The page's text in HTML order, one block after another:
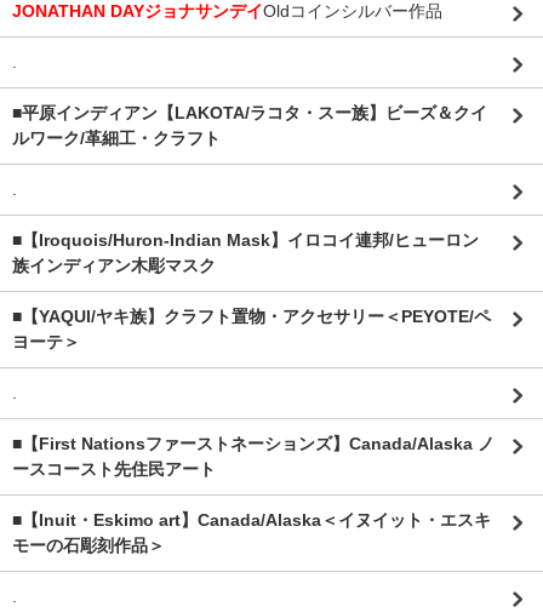
JONATHAN DAYジョナサンデイOldコインシルバー作品
.
■平原インディアン【LAKOTA/ラコタ・スー族】ビーズ＆クイ
ルワーク/革細工・クラフト
.
■【Iroquois/Huron-Indian Mask】イロコイ連邦/ヒューロン
族インディアン木彫マスク
■【YAQUI/ヤキ族】クラフト置物・アクセサリー＜PEYOTE/ペ
ヨーテ＞
.
■【First Nationsファーストネーションズ】Canada/Alaska ノ
ースコースト先住民アート
■【Inuit・Eskimo art】Canada/Alaska＜イヌイット・エスキ
モーの石彫刻作品＞
.